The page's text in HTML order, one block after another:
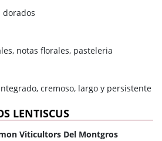
notas florales, pasteleria
cremoso, largo y persistente
LENTISCUS
Viticultors Del Montgros